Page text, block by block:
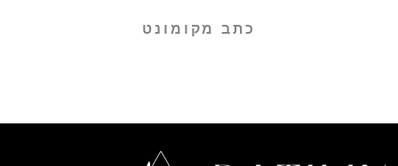
כתב מקומונט